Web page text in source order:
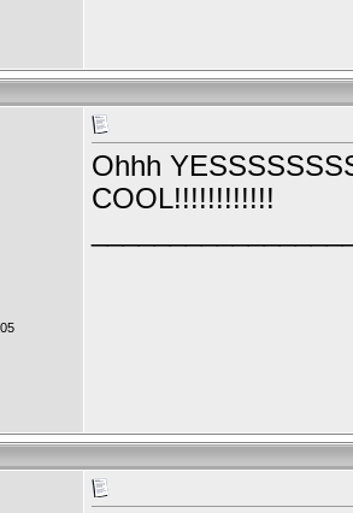
Ohhh
COOL!!!!!!!!!!!!